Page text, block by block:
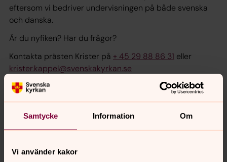
Samtycke Information Om
Vi använder kakor
eftersom vi bedriver undervisningen på både svenska
och danska.
Är du nyfiken? Har du frågor?
Kontakta prästen Krister på + 45 29 88 86 31 eller
krister.kappel@svenskakyrkan.se
Senast ändrad 17 maj 2026
Synpunkter eller frågor på sidans
kopenhamn@svenskakyrkan.se